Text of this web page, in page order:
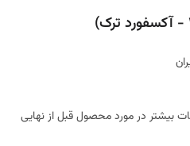
بیشتر در مورد محصول قبل از نهایی